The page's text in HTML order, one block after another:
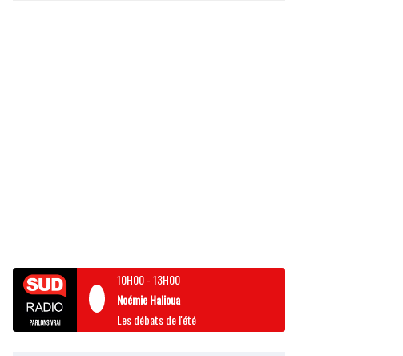
10H00-13H00
Noémie Halioua
Les débats de l'été